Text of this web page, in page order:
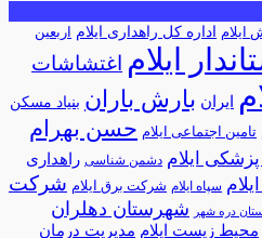
ایلام اداره کل راهداری ایلام اربعین
ایلام اغتشاشات
ایران بارش باران بنیاد مسکن
تامین اجتماعی ایلام حسن بهرام
ایلام دشمن شناسی راهداری
سپاه ایلام شرکت برق ایلام شرکت
دره شهر شهرستان دهلران
محیط زیست ایلام مدیریت درمان